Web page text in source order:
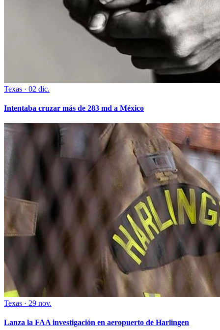
Texas · 02 dic.
Intentaba cruzar más de 283 md a México
Texas · 29 nov.
Lanza la FAA investigación en aeropuerto de Harlingen